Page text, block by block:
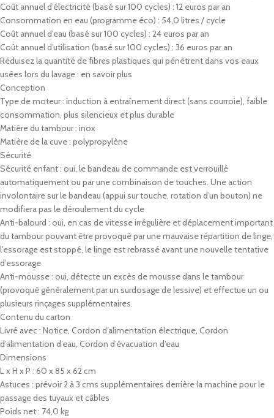
Coût annuel d’électricité (basé sur 100 cycles) : 12 euros par an
Consommation en eau (programme éco) : 54,0 litres / cycle
Coût annuel d’eau (basé sur 100 cycles) : 24 euros par an
Coût annuel d’utilisation (basé sur 100 cycles) : 36 euros par an
Réduisez la quantité de fibres plastiques qui pénètrent dans vos eaux
usées lors du lavage : en savoir plus
Conception
Type de moteur : induction à entraînement direct (sans courroie), faible
consommation, plus silencieux et plus durable
Matière du tambour : inox
Matière de la cuve : polypropylène
Sécurité
Sécurité enfant : oui, le bandeau de commande est verrouillé
automatiquement ou par une combinaison de touches. Une action
involontaire sur le bandeau (appui sur touche, rotation d’un bouton) ne
modifiera pas le déroulement du cycle
Anti-balourd : oui, en cas de vitesse irrégulière et déplacement important
du tambour pouvant être provoqué par une mauvaise répartition de linge,
l’essorage est stoppé, le linge est rebrassé avant une nouvelle tentative
d’essorage
Anti-mousse : oui, détecte un excès de mousse dans le tambour
(provoqué généralement par un surdosage de lessive) et effectue un ou
plusieurs rinçages supplémentaires.
Contenu du carton
Livré avec : Notice, Cordon d’alimentation électrique, Cordon
d’alimentation d’eau, Cordon d’évacuation d’eau
Dimensions
L x H x P : 60 x 85 x 62 cm
Astuces : prévoir 2 à 3 cms supplémentaires derrière la machine pour le
passage des tuyaux et câbles
Poids net : 74,0 kg